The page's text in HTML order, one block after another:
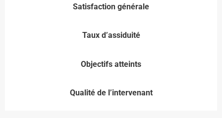
Satisfaction générale
Taux d’assiduité
Objectifs atteints
Qualité de l’intervenant